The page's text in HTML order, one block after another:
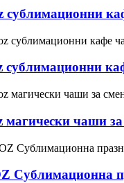
сублимационни
сублимационни
магически чаши
Сублимационна